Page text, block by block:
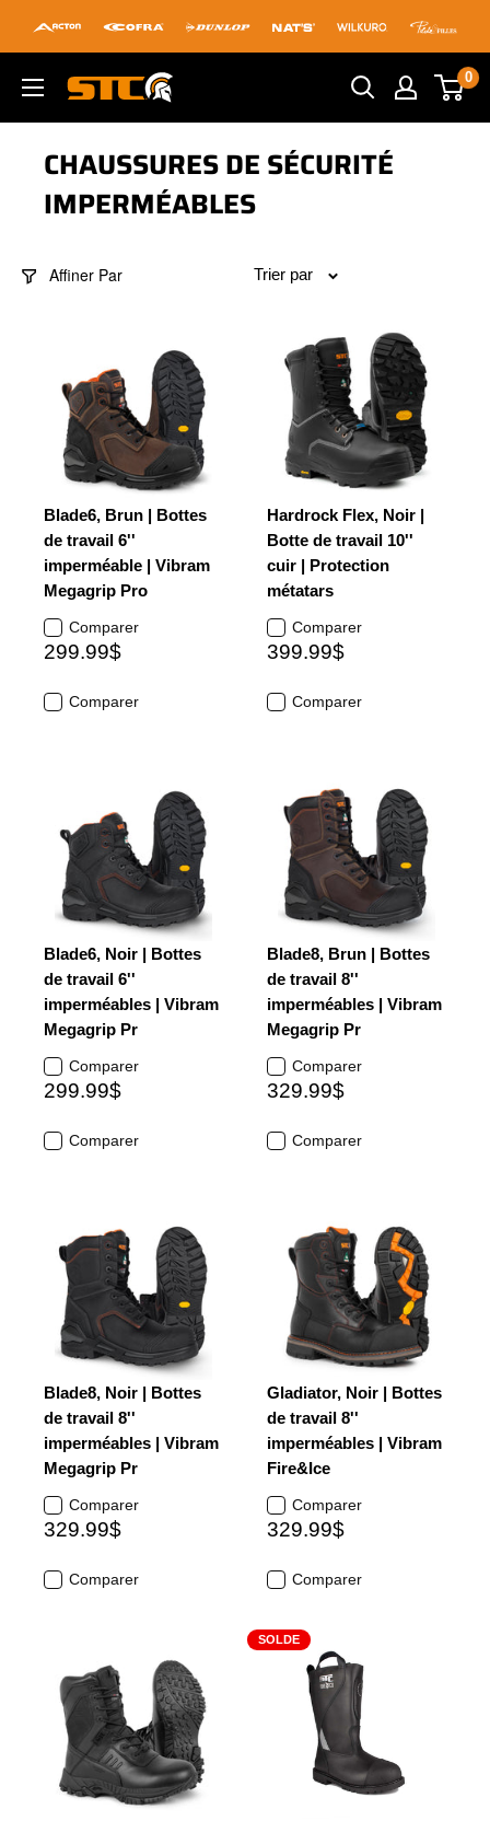
contenu
STC
Footwear
0
CHAUSSURES DE SÉCURITÉ
IMPERMÉABLES
Affiner Par Trier par
Blade6, Brun | Bottes
de travail 6''
imperméable | Vibram
Megagrip Pro
Comparer
299.99$
Comparer
Hardrock Flex, Noir |
Botte de travail 10''
cuir | Protection
métatars
Comparer
399.99$
Comparer
Blade6, Noir | Bottes
de travail 6''
imperméables | Vibram
Megagrip Pr
Comparer
299.99$
Comparer
Blade8, Brun | Bottes
de travail 8''
imperméables | Vibram
Megagrip Pr
Comparer
329.99$
Comparer
Blade8, Noir | Bottes
de travail 8''
imperméables | Vibram
Megagrip Pr
Comparer
329.99$
Comparer
Gladiator, Noir | Bottes
de travail 8''
imperméables | Vibram
Fire&Ice
Comparer
329.99$
Comparer
SOLDE